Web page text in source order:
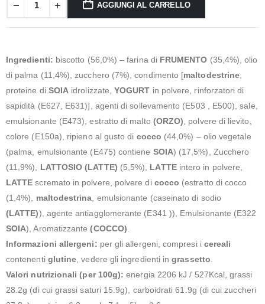
AGGIUNGI AL CARRELLO
Ingredienti: biscotto (56,0%) – farina di FRUMENTO (35,4%), olio
di palma (11,4%), zucchero (7%), condimento [maltodestrine,
proteine di SOIA idrolizzate,YOGURT in polvere, rinforzatori di
sapidità (E627, E631)], agenti di sollevamento (E503 , E500), sale,
emulsionante (E473), estratto di malto (ORZO), polvere di lievito,
colore (E150a), ripieno al gusto di cocco (44,0%) – olio vegetale
(palma, emulsionante (E475) contiene SOIA) (17,5%), Zucchero
(11,9%), LATTOSIO (LATTE) (5,5%), LATTEintero in polvere,
LATTE scremato in polvere, polvere di cocco (estratto di cocco
(1,4%), maltodestrina, emulsionante (caseinato di sodio
(LATTE)), agente antiagglomerante (E341 )), Emulsionante (E322
SOIA), Aromatizzante (COCCO).
Informazioni allergeni: per gli allergeni, compresi i cereali
contenenti glutine, vedere gli ingredienti ingrassetto.
Valori nutrizionali (per 100g): energia 2206 kJ / 527Kcal, grassi
28.2g (di cui grassi saturi 15.9g), carboidrati 61.9g (di cui zuccheri